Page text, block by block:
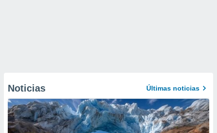
Noticias Últimas noticias